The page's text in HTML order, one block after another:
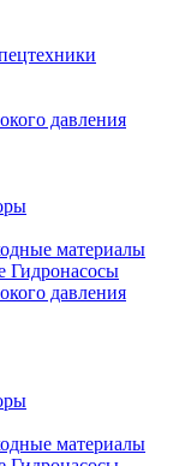
давления
материалы
Гидронасосы
давления
материалы